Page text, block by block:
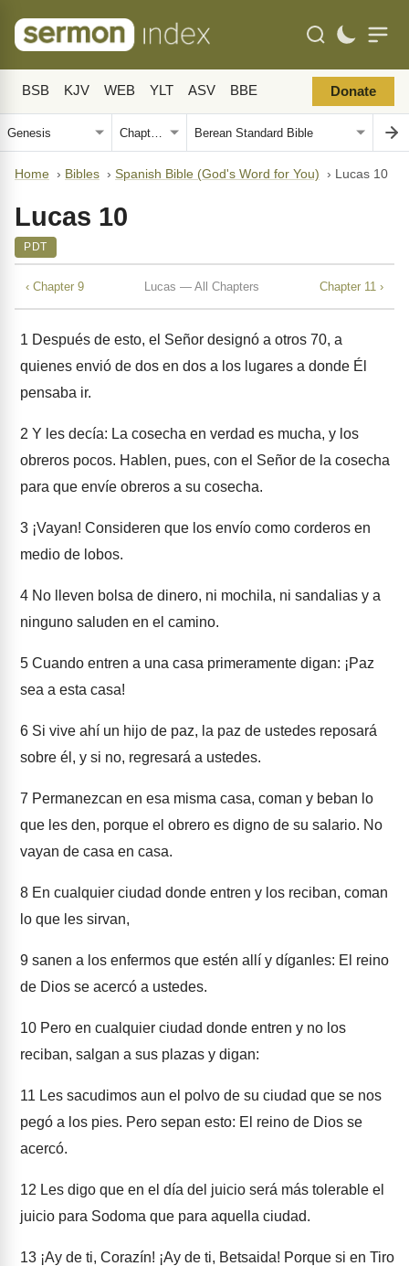
BSB KJV WEB YLT ASV BBE Donate
Home › Bibles › Spanish Bible (God's Word for You) › Lucas 10
Lucas 10
PDT
‹ Chapter 9 Lucas — All Chapters Chapter 11 ›
1 Después de esto, el Señor designó a otros 70, a
quienes envió de dos en dos a los lugares a donde Él
pensaba ir.
2 Y les decía: La cosecha en verdad es mucha, y los
obreros pocos. Hablen, pues, con el Señor de la cosecha
para que envíe obreros a su cosecha.
3 ¡Vayan! Consideren que los envío como corderos en
medio de lobos.
4 No lleven bolsa de dinero, ni mochila, ni sandalias y a
ninguno saluden en el camino.
5 Cuando entren a una casa primeramente digan: ¡Paz
sea a esta casa!
6 Si vive ahí un hijo de paz, la paz de ustedes reposará
sobre él, y si no, regresará a ustedes.
7 Permanezcan en esa misma casa, coman y beban lo
que les den, porque el obrero es digno de su salario. No
vayan de casa en casa.
8 En cualquier ciudad donde entren y los reciban, coman
lo que les sirvan,
9 sanen a los enfermos que estén allí y díganles: El reino
de Dios se acercó a ustedes.
10 Pero en cualquier ciudad donde entren y no los
reciban, salgan a sus plazas y digan:
11 Les sacudimos aun el polvo de su ciudad que se nos
pegó a los pies. Pero sepan esto: El reino de Dios se
acercó.
12 Les digo que en el día del juicio será más tolerable el
juicio para Sodoma que para aquella ciudad.
13 ¡Ay de ti, Corazín! ¡Ay de ti, Betsaida! Porque si en Tiro